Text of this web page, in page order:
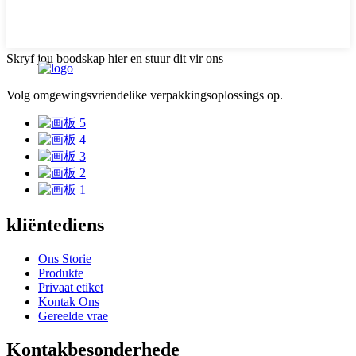
Skryf jou boodskap hier en stuur dit vir ons
Volg omgewingsvriendelike verpakkingsoplossings op.
kliëntediens
Ons Storie
Produkte
Privaat etiket
Kontak Ons
Gereelde vrae
Kontakbesonderhede